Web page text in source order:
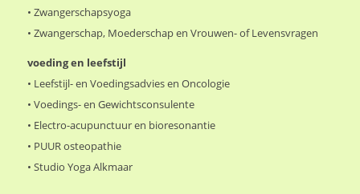
• Zwangerschapsyoga
• Zwangerschap, Moederschap en Vrouwen- of Levensvragen
voeding en leefstijl
• Leefstijl- en Voedingsadvies en Oncologie
• Voedings- en Gewichtsconsulente
• Electro-acupunctuur en bioresonantie
• PUUR osteopathie
• Studio Yoga Alkmaar